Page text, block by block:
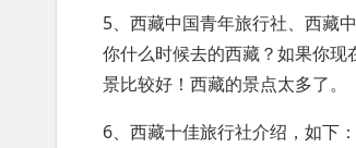
5、西藏中国青年旅行社、西藏
你什么时候去的西藏？如果你
景比较好！西藏的景点太多了。
6、西藏十佳旅行社介绍，如下